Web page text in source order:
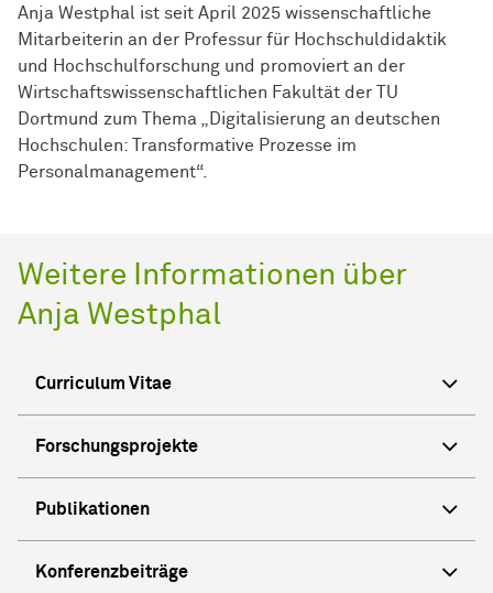
Anja Westphal ist seit April 2025 wissenschaftliche
Mitarbeiterin an der Professur für Hochschuldidaktik
und Hochschulforschung und promoviert an der
Wirtschaftswissenschaftlichen Fakultät der TU
Dortmund zum Thema „Digitalisierung an deutschen
Hochschulen: Transformative Prozesse im
Personalmanagement“.
Weitere Informationen über
Anja Westphal
Curriculum Vitae
Forschungsprojekte
Publikationen
Konferenzbeiträge